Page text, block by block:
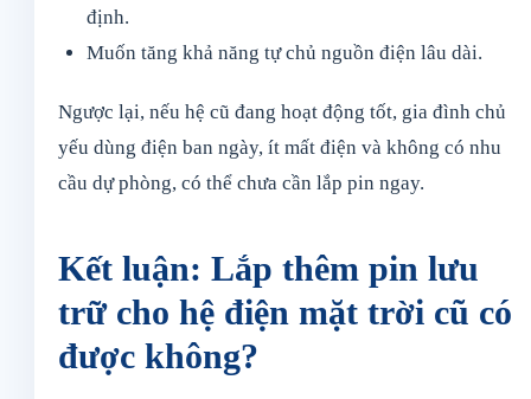
định.
Muốn tăng khả năng tự chủ nguồn điện lâu dài.
Ngược lại, nếu hệ cũ đang hoạt động tốt, gia đình chủ
yếu dùng điện ban ngày, ít mất điện và không có nhu
cầu dự phòng, có thể chưa cần lắp pin ngay.
Kết luận: Lắp thêm pin lưu
trữ cho hệ điện mặt trời cũ có
được không?